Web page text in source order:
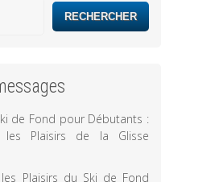
RECHERCHER
de Fond pour Débutants :
les Plaisirs de la Glisse
les Plaisirs du Ski de Fond